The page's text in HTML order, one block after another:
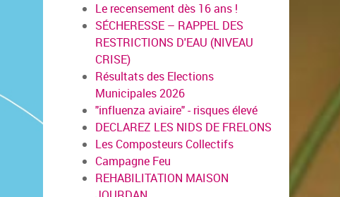
Le recensement dès 16 ans !
SÉCHERESSE – RAPPEL DES
RESTRICTIONS D'EAU (NIVEAU
CRISE)
Résultats des Elections
Municipales 2026
"influenza aviaire" - risques élevé
DECLAREZ LES NIDS DE FRELONS
Les Composteurs Collectifs
Campagne Feu
REHABILITATION MAISON